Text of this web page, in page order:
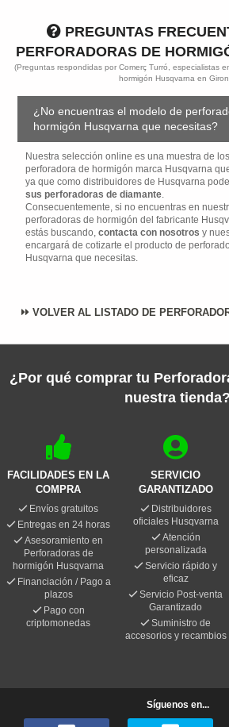
PREGUNTAS
PERFORADORAS DE
(Preguntas respondidas por Comerç Turró, especialistas
hormigón Husqvarna en
¿No encuentras el modelo de
hormigón Husqvarna que necesitas?
Nuestra selección online es una muestra de
perforadora de hormigón marca Husqvarna
ya que como distribuidores de Husqvarna
sus perforadoras de diamante.
Consecuentemente, si no encuentras en
perforadoras de hormigón del fabricante
estás buscando,contacta con nosotros y
encargará de cotizarte el producto de
Husqvarna que necesitas.
VOLVER AL LISTADO DE
¿Por qué comprar tu
nuestra tienda?
FACILIDADES EN LA
COMPRA
Envíos gratuitos
Entregas en 24 horas
Asesoramiento en
Perforadoras de
hormigón Husqvarna
Financiación / Pago a
plazos
Pago con
criptomonedas
SERVICIO
GARANTIZADO
Distribuidores
oficiales Husqvarna
Atención
personalizada
Servicio rápido y
eficaz
Servicio Post-venta
Garantizado
Suministro de
accesorios y recambios
Síguenos en...